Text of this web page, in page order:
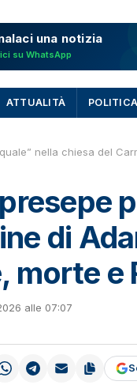
una notizia
su WhatsApp
ATTUALITÀ POLITICA
nella chiesa del
di
morte e
alle 07:07